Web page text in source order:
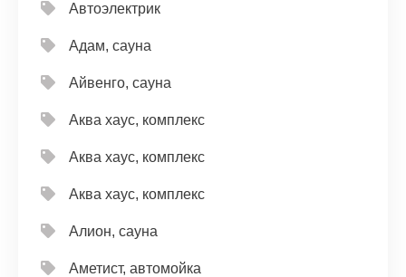
Автоэлектрик
Адам, сауна
Айвенго, сауна
Аква хаус, комплекс
Аква хаус, комплекс
Аква хаус, комплекс
Алион, сауна
Аметист, автомойка